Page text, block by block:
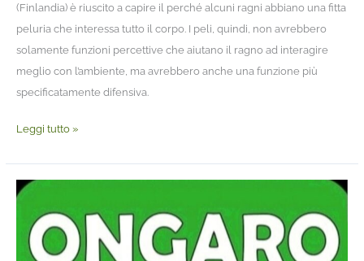
(Finlandia) è riuscito a capire il perché alcuni ragni abbiano una fitta
peluria che interessa tutto il corpo. I peli, quindi, non avrebbero
solamente funzioni percettive che aiutano il ragno ad interagire
meglio con l’ambiente, ma avrebbero anche una funzione più
specificatamente difensiva.
Leggi tutto »
Foto/Clienti
Zoropsis
spinimana